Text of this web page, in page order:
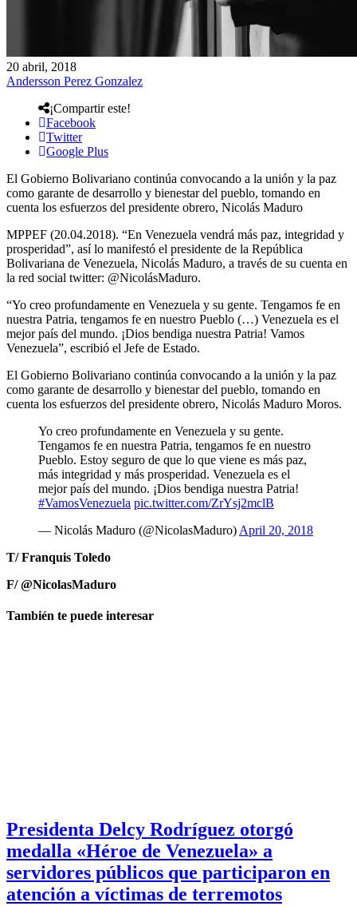
20 abril, 2018
Andersson Perez Gonzalez
¡Compartir este!
Facebook
Twitter
Google Plus
El Gobierno Bolivariano continúa convocando a la unión y la paz
como garante de desarrollo y bienestar del pueblo, tomando en
cuenta los esfuerzos del presidente obrero, Nicolás Maduro
MPPEF (20.04.2018). “En Venezuela vendrá más paz, integridad y
prosperidad”, así lo manifestó el presidente de la República
Bolivariana de Venezuela, Nicolás Maduro, a través de su cuenta en
la red social twitter: @NicolásMaduro.
“Yo creo profundamente en Venezuela y su gente. Tengamos fe en
nuestra Patria, tengamos fe en nuestro Pueblo (…) Venezuela es el
mejor país del mundo. ¡Dios bendiga nuestra Patria! Vamos
Venezuela”, escribió el Jefe de Estado.
El Gobierno Bolivariano continúa convocando a la unión y la paz
como garante de desarrollo y bienestar del pueblo, tomando en
cuenta los esfuerzos del presidente obrero, Nicolás Maduro Moros.
Yo creo profundamente en Venezuela y su gente.
Tengamos fe en nuestra Patria, tengamos fe en nuestro
Pueblo. Estoy seguro de que lo que viene es más paz,
más integridad y más prosperidad. Venezuela es el
mejor país del mundo. ¡Dios bendiga nuestra Patria!
#VamosVenezuela pic.twitter.com/ZrYsj2mclB
— Nicolás Maduro (@NicolasMaduro) April 20, 2018
T/ Franquis Toledo
F/ @NicolasMaduro
También te puede interesar
Presidenta Delcy Rodríguez otorgó
medalla «Héroe de Venezuela» a
servidores públicos que participaron en
atención a víctimas de terremotos